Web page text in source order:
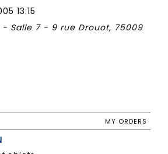
13:15
- Salle 7 - 9 rue Drouot, 75009
MY ORDERS